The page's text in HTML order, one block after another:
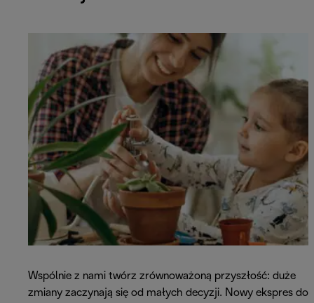
Wspólnie z nami twórz zrównoważoną przyszłość: duże
zmiany zaczynają się od małych decyzji. Nowy ekspres do